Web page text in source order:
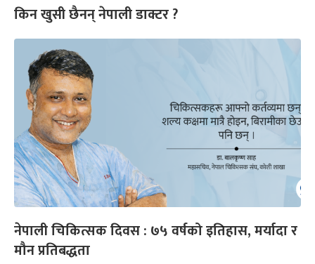
किन खुसी छैनन् नेपाली डाक्टर ?
नेपाली चिकित्सक दिवस : ७५ वर्षको इतिहास, मर्यादा र
मौन प्रतिबद्धता